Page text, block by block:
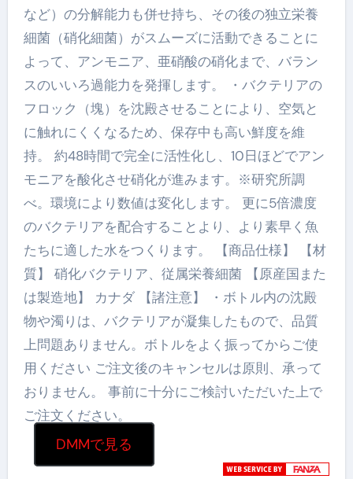
など）の分解能力も併せ持ち、その後の独立栄養
細菌（硝化細菌）がスムーズに活動できることに
よって、アンモニア、亜硝酸の硝化まで、バラン
スのいいろ過能力を発揮します。 ・バクテリアの
フロック（塊）を沈殿させることにより、空気と
に触れにくくなるため、保存中も高い鮮度を維
持。 約48時間で完全に活性化し、10日ほどでアン
モニアを酸化させ硝化が進みます。※研究所調
べ。環境により数値は変化します。 更に5倍濃度
のバクテリアを配合することより、より素早く魚
たちに適した水をつくります。 【商品仕様】 【材
質】 硝化バクテリア、従属栄養細菌 【原産国また
は製造地】 カナダ 【諸注意】 ・ボトル内の沈殿
物や濁りは、バクテリアが凝集したもので、品質
上問題ありません。ボトルをよく振ってからご使
用ください ご注文後のキャンセルは原則、承って
おりません。 事前に十分にご検討いただいた上で
ご注文ください。
DMMで見る